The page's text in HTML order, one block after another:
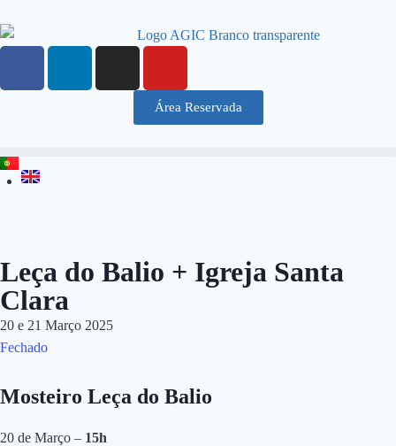
Área Reservada
Leça do Balio + Igreja Santa
Clara
20 e 21 Março 2025
Fechado
Mosteiro Leça do Balio
20 de Março – 15h